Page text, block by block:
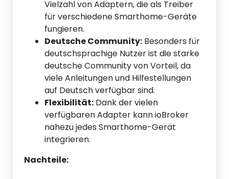
Vielzahl von Adaptern, die als Treiber
für verschiedene Smarthome-Geräte
fungieren.
Deutsche Community: Besonders für
deutschsprachige Nutzer ist die starke
deutsche Community von Vorteil, da
viele Anleitungen und Hilfestellungen
auf Deutsch verfügbar sind.
Flexibilität: Dank der vielen
verfügbaren Adapter kann ioBroker
nahezu jedes Smarthome-Gerät
integrieren.
Nachteile: